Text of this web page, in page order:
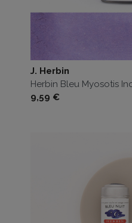
J. Herbin
Herbin Bleu Myosotis
Prezzo
9,59 €